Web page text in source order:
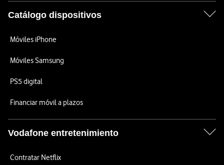
Catálogo dispositivos
Móviles iPhone
Móviles Samsung
PS5 digital
Financiar móvil a plazos
Vodafone entretenimiento
Contratar Netflix